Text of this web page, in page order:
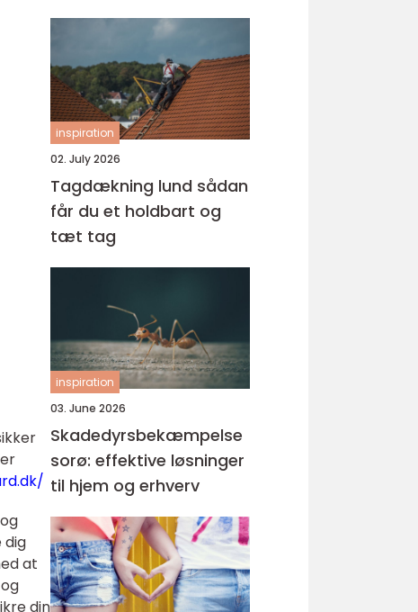
dig
at
din
glasopgaver
inspiration
02. July 2026
Tagdækning lund sådan
får du et holdbart og
tæt tag
inspiration
03. June 2026
Skadedyrsbekæmpelse
sorø: effektive løsninger
til hjem og erhverv